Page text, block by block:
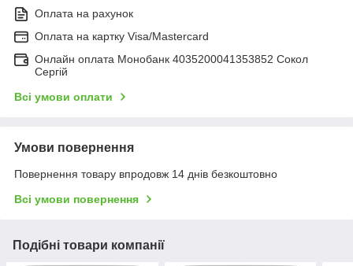
Оплата на рахунок
Оплата на картку Visa/Mastercard
Онлайн оплата Монобанк 4035200041353852 Сокол
Сергій
Всі умови оплати
Умови повернення
Повернення товару впродовж 14 днів безкоштовно
Всі умови повернення
Подібні товари компанії